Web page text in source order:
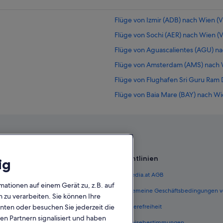
Flüge von Izmir (ADB) nach Wien
Flüge von Sochi (AER) nach Wien
Flüge von Aguascalientes (AGU)
Flüge von Amsterdam (AMS) nach
Flüge von Flughafen Sri Guru Ram
Flüge von Baia Mare (BAY) nach
Flüge von Brisbane (BNE) nach
Flüge von Brunswick (BQK) nach
Österreich
Richtlinien
Expedia.at AGB
Allgemeine Geschäftsbedingungen
Barrierefreiheit
auf einem Gerät zu, z.B. auf
verarbeiten. Sie können Ihre
oder besuchen Sie jederzeit die
Partnern signalisiert und haben